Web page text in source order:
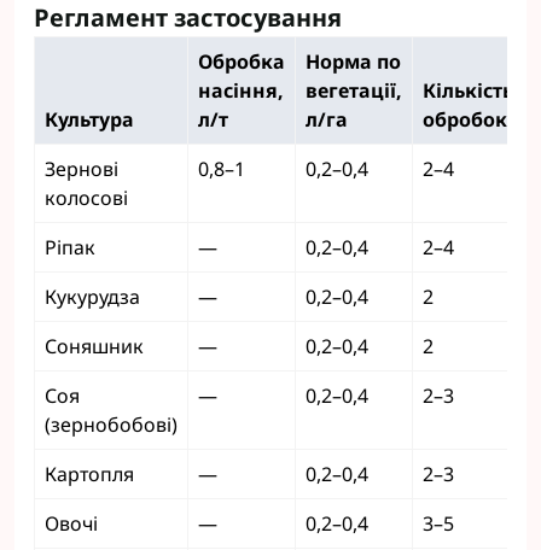
Регламент застосування
Культура
Обробка
насіння,
л/т
Норма по
вегетації,
л/га
Кількість
обробок
Зернові
колосові
0,8–1 0,2–0,4 2–4
Ріпак — 0,2–0,4
2–4
Кукурудза
— 0,2–0,4
2
Соняшник
— 0,2–0,4
2
Соя
(зернобобові)
— 0,2–0,4 2–3
Картопля — 0,2–0,4
2–3
Овочі
— 0,2–0,4
3–5